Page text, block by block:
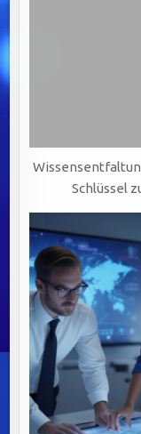
Schlüssel